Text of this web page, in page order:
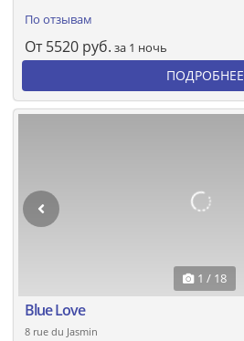
По отзывам
От 5520 руб. за 1 ночь
ПОДРОБНЕЕ
1 / 18
Blue Love
8 rue du Jasmin